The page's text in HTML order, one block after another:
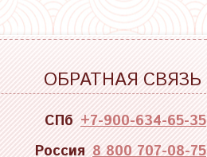
ОБРАТНАЯ СВЯЗЬ
СПб +7-900-634-65-35
Россия 8 800 707-08-75